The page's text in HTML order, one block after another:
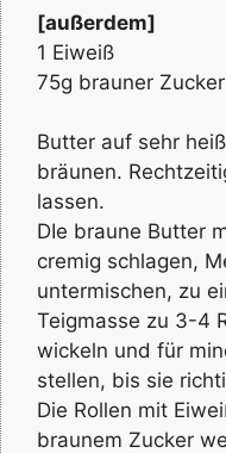
[außerdem]
1 Eiweiß
75g brauner Zucker
Butter auf sehr
bräunen.
lassen.
DIe braune Butter
cremig schlagen,
untermischen, zu
Teigmasse zu 3-4
wickeln und für
stellen, bis sie
Die Rollen mit
braunem Zucker